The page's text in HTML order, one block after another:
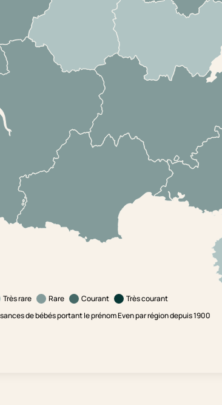
Très rare Rare Courant
Très courant
de bébés portant le prénom Even par région depuis 1900